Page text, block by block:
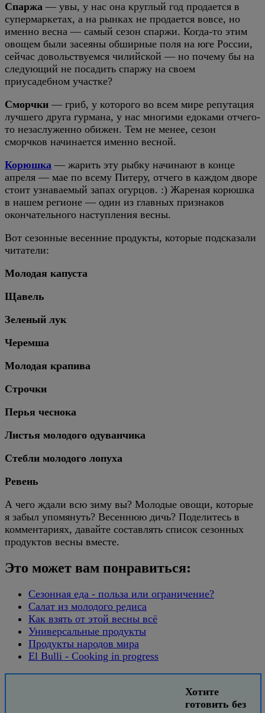
Спаржа — увы, у нас она круглый год продается в
супермаркетах, а на рынках не продается вовсе, но
именно весна — самый сезон спаржи. Когда-то этим
овощем были засеяны обширные поля на юге России,
сейчас довольствуемся чилийской — но почему бы на
следующий не посадить спаржу на своем
приусадебном участке?
Сморчки — гриб, у которого во всем мире репутация
лучшего друга гурмана, у нас многими едоками отчего-
то незаслуженно обижен. Тем не менее, сезон
сморчков начинается именно весной.
Корюшка — жарить эту рыбку начинают в конце
апреля — мае по всему Питеру, отчего в каждом дворе
стоит узнаваемый запах огурцов. :) Жареная корюшка
в нашем регионе — один из главных признаков
окончательного наступления весны.
Вот сезонные весенние продукты, которые подсказали
читатели:
Молодая капуста
Щавель
Зеленый лук
Черемша
Молодая крапива
Строчки
Перья чеснока
Листья молодого одуванчика
Стебли молодого лопуха
Ревень
А чего ждали всю зиму вы? Молодые овощи, которые
я забыл упомянуть? Весеннюю дичь? Поделитесь в
комментариях, давайте составлять список сезонных
продуктов весны вместе.
Это может вам понравиться:
Сезонная еда - польза или ограничение?
Салат из молодого редиса
Как взять от этой весны всё
Универсальные продукты
Продукты народов мира
El Bulli - Cooking in progress
Хотите
готовить без